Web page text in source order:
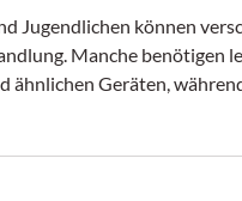
Jugendlichen können
Manche benötigen
ähnlichen Geräten,